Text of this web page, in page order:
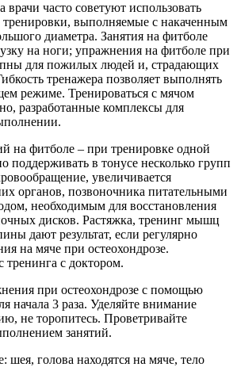
врачи часто советуют использовать
выполняемые с накаченным
диаметра. Занятия на фитболе
на ноги; упражнения на фитболе при
для пожилых людей и, страдающих
тренажера позволяет выполнять
режиме. Тренироваться с мячом
разработанные комплексы для
на фитболе – при тренировке одной
в тонусе несколько групп
увеличивается
органов, позвоночника питательными
необходимым для восстановления
дисков. Растяжка, тренинг мышц
дают результат, если регулярно
на мяче при остеохондрозе.
тренинга с доктором.
при остеохондрозе с помощью
начала 3 раза. Уделяйте внимание
не торопитесь. Проветривайте
занятий.
шея, голова находятся на мяче, тело